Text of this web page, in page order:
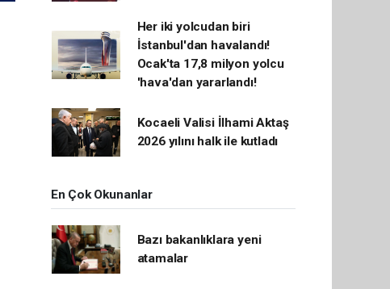
Her iki yolcudan biri
İstanbul'dan havalandı!
Ocak'ta 17,8 milyon yolcu
'hava'dan yararlandı!
Kocaeli Valisi İlhami Aktaş
2026 yılını halk ile kutladı
En Çok Okunanlar
Bazı bakanlıklara yeni
atamalar